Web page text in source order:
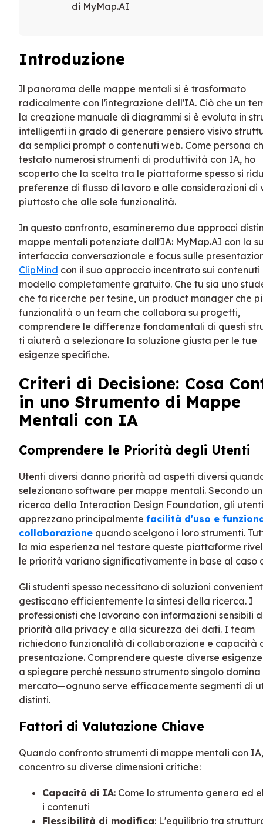
di MyMap.AI
Introduzione
Il panorama delle mappe mentali si è trasformato
radicalmente con l'integrazione dell'IA. Ciò che un
la creazione manuale di diagrammi si è evoluta in
intelligenti in grado di generare pensiero visivo
da semplici prompt o contenuti web. Come persona
testato numerosi strumenti di produttività con IA, ho
scoperto che la scelta tra le piattaforme spesso si
preferenze di flusso di lavoro e alle considerazioni di
piuttosto che alle sole funzionalità.
In questo confronto, esamineremo due approcci
mappe mentali potenziate dall'IA: MyMap.AI con la
interfaccia conversazionale e focus sulle
ClipMind con il suo approccio incentrato sui contenuti
modello completamente gratuito. Che tu sia uno
che fa ricerche per tesine, un product manager che
funzionalità o un team che collabora su progetti,
comprendere le differenze fondamentali di questi
ti aiuterà a selezionare la soluzione giusta per le tue
esigenze specifiche.
Criteri di Decisione: Cosa
in uno Strumento di Mappe
Mentali con IA
Comprendere le Priorità degli Utenti
Utenti diversi danno priorità ad aspetti diversi
selezionano software per mappe mentali. Secondo
ricerca della Interaction Design Foundation, gli utenti
apprezzano principalmente facilità d'uso e
collaborazione quando scelgono i loro strumenti.
la mia esperienza nel testare queste piattaforme
le priorità variano significativamente in base al caso
Gli studenti spesso necessitano di soluzioni
gestiscano efficientemente la sintesi della ricerca. I
professionisti che lavorano con informazioni sensibili
priorità alla privacy e alla sicurezza dei dati. I team
richiedono funzionalità di collaborazione e capacità
presentazione. Comprendere queste diverse
a spiegare perché nessuno strumento singolo domina
mercato—ognuno serve efficacemente segmenti di
distinti.
Fattori di Valutazione Chiave
Quando confronto strumenti di mappe mentali con
concentro su diverse dimensioni critiche:
Capacità di IA: Come lo strumento genera ed
i contenuti
Flessibilità di modifica: L'equilibrio tra